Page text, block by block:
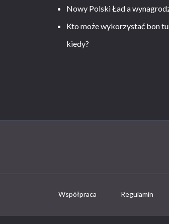
Nowy Polski Ład a
Kto może wykorzystać bon
kiedy?
Współpraca Regulamin